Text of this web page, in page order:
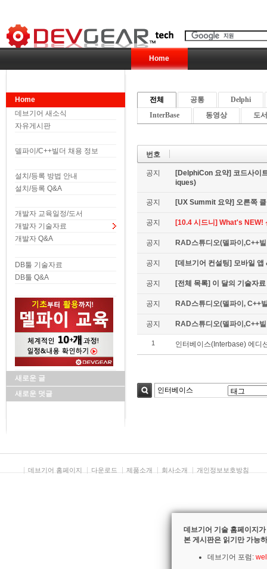
Home
Home
데브기어 새소식
자유게시판
델파이/C++빌더 채용 정보
설치/등록 방법 안내
설치/등록 Q&A
개발자 교육일정/도서
개발자 기술자료
개발자 Q&A
DB툴 기술자료
DB툴 Q&A
새로운 글
새로운 덧글
전체 공통
Delphi
InterBase
동영상 도
번호
공지
[DelphiCon 요약] 코드사이
iques)
공지 [UX Summit 요약] 오른쪽
공지 [10.4 시드니] What's NEW!
공지 RAD스튜디오(델파이,C++
공지 [데브기어 컨설팅] 모바일
공지 [전체 목록] 이 달의 기술자
공지 RAD스튜디오(델파이, C++
공지 RAD스튜디오(델파이,C++
1 인터베이스(Interbase) 에디
데브기어 홈페이지 다운로드 제품소개 회사소개 개인정보보호방침
데브기어 기술 홈페이지
본 게시판은 읽기만 가능
데브기어 포럼: